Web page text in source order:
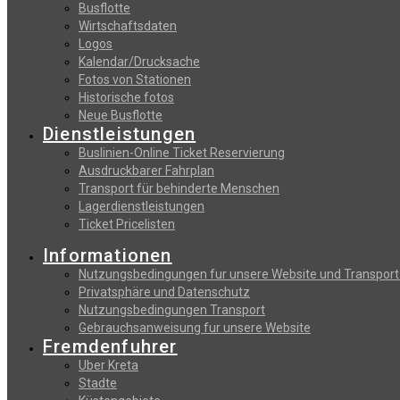
Busflotte
Wirtschaftsdaten
Logos
Kalendar/Drucksache
Fotos von Stationen
Historische fotos
Neue Busflotte
Dienstleistungen
Buslinien-Online Ticket Reservierung
Αusdruckbarer Fahrplan
Transport für behinderte Menschen
Lagerdienstleistungen
Ticket Pricelisten
Informationen
Nutzungsbedingungen fur unsere Website und
Privatsphäre und Datenschutz
Nutzungsbedingungen Transport
Gebrauchsanweisung fur unsere Website
Fremdenfuhrer
Uber Kreta
Stadte